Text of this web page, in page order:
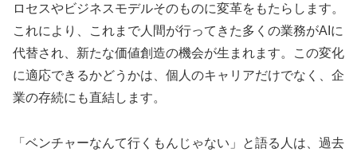
ロセスやビジネスモデルそのものに変革をもたらします。
これにより、これまで人間が行ってきた多くの業務がAIに
代替され、新たな価値創造の機会が生まれます。この変化
に適応できるかどうかは、個人のキャリアだけでなく、企
業の存続にも直結します。
「ベンチャーなんて行くもんじゃない」と語る人は、過去